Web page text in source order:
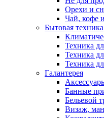
Орехи и
Чай, кофе
Бытовая техника
Техника
Техника
Техника
Галантерея
Банные
Бельевой
Визаж,